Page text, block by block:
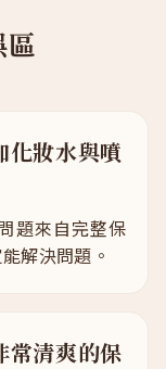
化妝水與噴
題來自完整保
解決問題。
常清爽的保